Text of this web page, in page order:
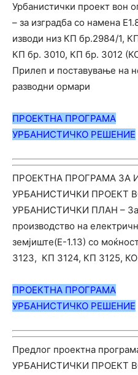
Урбанистички проект вон
– за изградба со намена
изводи низ КП бр.2984/1,
КП бр. 3010, КП бр. 3012
Прилеп и поставување на
разводни ормари
ПРОЕКТНА ПРОГРАМА
УРБАНИСТИЧКО РЕШЕНИЕ
ПРОЕКТНА ПРОГРАМА ЗА
УРБАНИСТИЧКИ ПРОЕКТ
УРБАНИСТИЧКИ ПЛАН – За
производство на
земјиште(Е-1.13) со
3123, КП 3124, КП 3125,
ПРОЕКТНА ПРОГРАМА
УРБАНИСТИЧКО РЕШЕНИЕ
Предлог проектна
УРБАНИСТИЧКИ ПРОЕКТ